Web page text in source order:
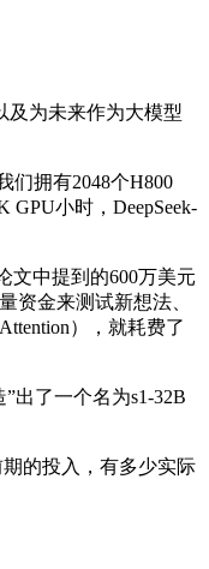
为未来作为大模型
们拥有2048个H800
小时，DeepSeek-
文中提到的600万美元
资金来测试新想法、
），就耗费了
出了一个名为s1-32B
的投入，有多少实际